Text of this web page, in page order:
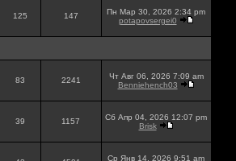
125 147
Пн Мар 30, 2026 2:34 pm
potapovsergei0
83 2241
Чт Авг 06, 2026 7:09 am
Benniehench03
39 1157
Сб Апр 04, 2026 12:07 pm
Brisk
Ср Янв 14, 2026 9:51 am